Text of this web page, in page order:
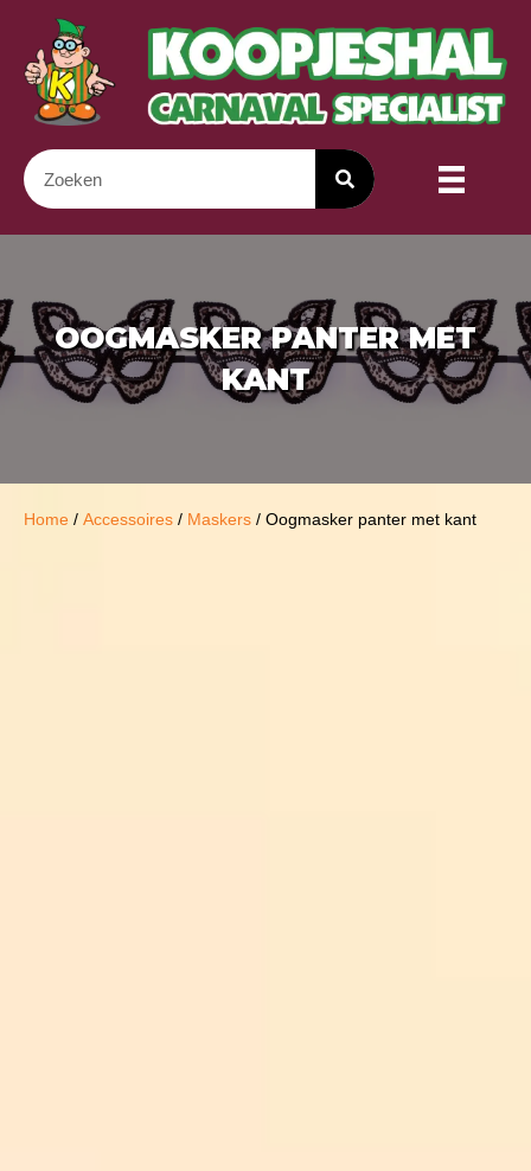
OOGMASKER PANTER MET
KANT
Home / Accessoires / Maskers / Oogmasker panter met kant